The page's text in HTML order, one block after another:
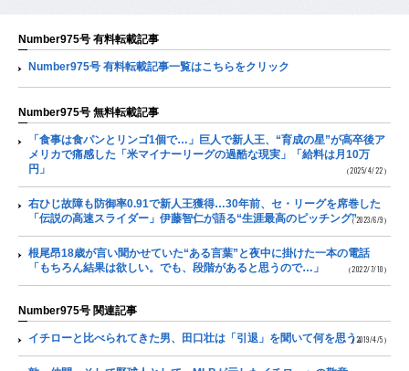
Number975号 有料転載記事
Number975号 有料転載記事一覧はこちらをクリック
Number975号 無料転載記事
「食事は食パンとリンゴ1個で…」巨人で新人王、“育成の星”が高卒後ア
メリカで痛感した「米マイナーリーグの過酷な現実」「給料は月10万
円」
（2025/4/22）
右ひじ故障も防御率0.91で新人王獲得…30年前、セ・リーグを席巻した
「伝説の高速スライダー」伊藤智仁が語る“生涯最高のピッチング”（2023/6/9）
根尾昂18歳が言い聞かせていた“ある言葉”と夜中に掛けた一本の電話
「もちろん結果は欲しい。でも、段階があると思うので…」
（2022/7/10）
Number975号 関連記事
イチローと比べられてきた男、田口壮は「引退」を聞いて何を思う。（2019/4/5）